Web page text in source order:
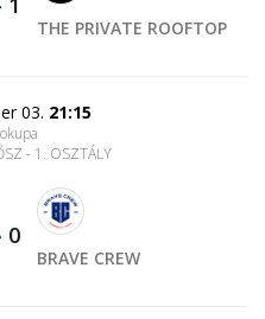
THE PRIVATE ROOFTOP
03. 21:15
- 1. OSZTÁLY
0
BRAVE CREW